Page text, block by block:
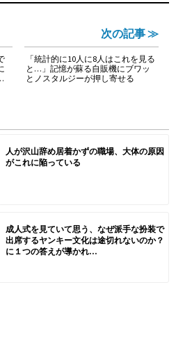
次の記事 ≫
「統計的に10人に8人はこれを見る
と…」記憶が蘇る自販機にブワッ
とノスタルジーが押し寄せる
人が沢山辞め居着かずの職場、大体の原因
がこれに陥っている
成人式を見ていて思う、なぜ派手な扮装で
出席するヤンキー文化は途切れないのか？
に１つの答えが導かれ...